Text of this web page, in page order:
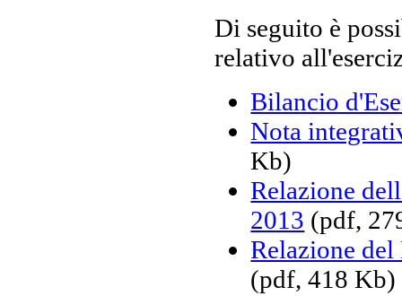
Di seguito è
relativo
Bilancio
Nota
Kb)
Relazione
2013 (pdf,
Relazione
(pdf, 418 Kb)